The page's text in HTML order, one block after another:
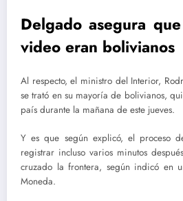
Delgado asegura
video eran bolivianos
Al respecto, el ministro del Interior,
se trató en su mayoría de bolivianos,
país durante la mañana de este jueves.
Y es que según explicó, el proceso
registrar incluso varios minutos
cruzado la frontera, según indicó en
Moneda.